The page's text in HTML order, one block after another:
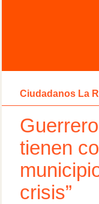
Ciudadanos La
tienen
crisis”